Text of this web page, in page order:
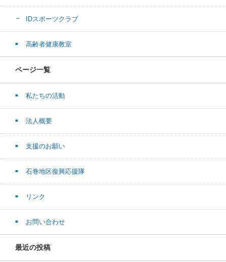
IDスポーツクラブ
高齢者健康教室
ページ一覧
私たちの活動
法人概要
支援のお願い
石巻地区復興応援隊
リンク
お問い合わせ
最近の投稿